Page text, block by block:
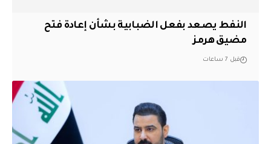
النفط يصعد بفعل الضبابية بشأن إعادة فتح
مضيق هرمز
قبل 7 ساعات